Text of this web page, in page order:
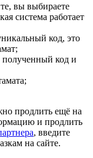
вы выбираете
система работает
код, это
полученный код и
продлить ещё на
и продлить
, введите
на сайте.